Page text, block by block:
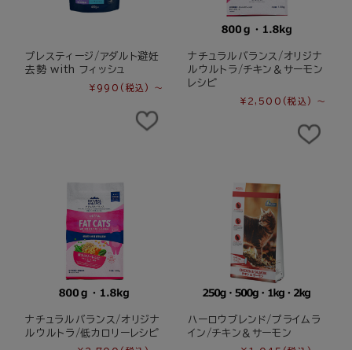
プレスティージ/アダルト避妊
去勢 with フィッシュ
¥990 (税込) ～
ナチュラルバランス/オリジナ
ルウルトラ/チキン＆サーモン
レシピ
¥2,500 (税込) ～
ナチュラルバランス/オリジナ
ルウルトラ/低カロリーレシピ
ハーロウブレンド/プライムラ
イン/チキン＆サーモン